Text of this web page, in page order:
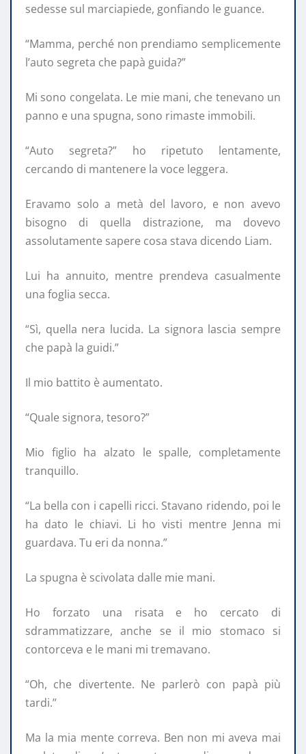
sedesse sul marciapiede, gonfiando le guance.
“Mamma, perché non prendiamo semplicemente
l’auto segreta che papà guida?”
Mi sono congelata. Le mie mani, che tenevano un
panno e una spugna, sono rimaste immobili.
“Auto segreta?” ho ripetuto lentamente,
cercando di mantenere la voce leggera.
Eravamo solo a metà del lavoro, e non avevo
bisogno di quella distrazione, ma dovevo
assolutamente sapere cosa stava dicendo Liam.
Lui ha annuito, mentre prendeva casualmente
una foglia secca.
“Sì, quella nera lucida. La signora lascia sempre
che papà la guidi.”
Il mio battito è aumentato.
“Quale signora, tesoro?”
Mio figlio ha alzato le spalle, completamente
tranquillo.
“La bella con i capelli ricci. Stavano ridendo, poi le
ha dato le chiavi. Li ho visti mentre Jenna mi
guardava. Tu eri da nonna.”
La spugna è scivolata dalle mie mani.
Ho forzato una risata e ho cercato di
sdrammatizzare, anche se il mio stomaco si
contorceva e le mani mi tremavano.
“Oh, che divertente. Ne parlerò con papà più
tardi.”
Ma la mia mente correva. Ben non mi aveva mai